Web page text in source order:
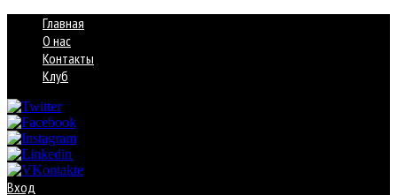
Главная
О нас
Контакты
Клуб
Вход